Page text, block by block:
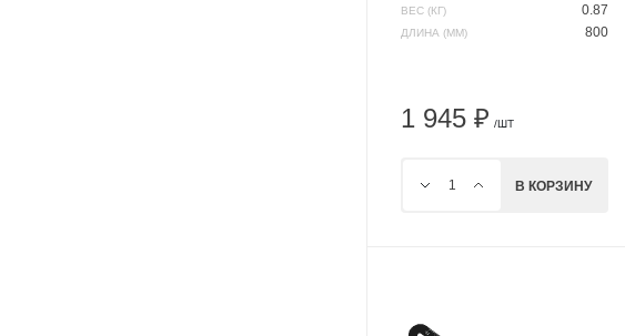
ВЕС (КГ) 0.87
ДЛИНА (ММ) 800
1 945 ₽ /ШТ
В КОРЗИНУ